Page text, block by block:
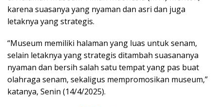
karena suasanya yang nyaman dan asri dan juga
letaknya yang strategis.
“Museum memiliki halaman yang luas untuk senam,
selain letaknya yang strategis ditambah suasananya
nyaman dan bersih salah satu tempat yang pas buat
olahraga senam, sekaligus mempromosikan museum,”
katanya, Senin (14/4/2025).